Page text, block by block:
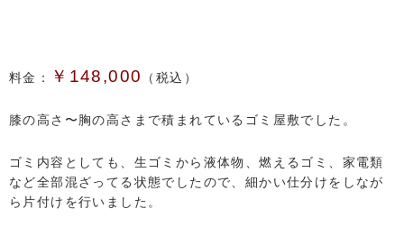
料金： ￥148,000 （税込）
膝の高さ〜胸の高さまで積まれているゴミ屋敷でした。
ゴミ内容としても、生ゴミから液体物、燃えるゴミ、家電類
など全部混ざってる状態でしたので、細かい仕分けをしなが
ら片付けを行いました。